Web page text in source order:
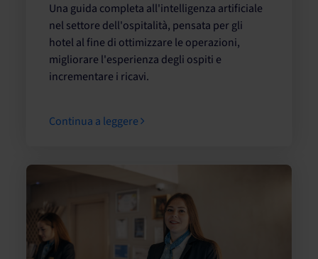
Una guida completa all'intelligenza artificiale
nel settore dell'ospitalità, pensata per gli
hotel al fine di ottimizzare le operazioni,
migliorare l'esperienza degli ospiti e
incrementare i ricavi.
Continua a leggere